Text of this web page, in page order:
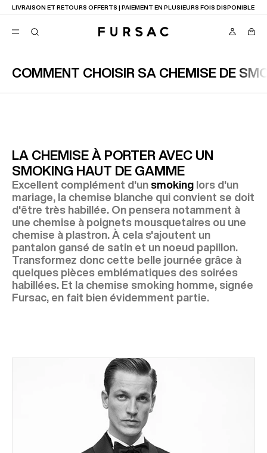
LIVRAISON ET RETOURS OFFERTS | PAIEMENT EN PLUSIEURS FOIS DISPONIBLE
COMMENT CHOISIR SA CHEMISE DE
LA CHEMISE À PORTER AVEC UN
SMOKING HAUT DE GAMME
Excellent complément d'un smoking lors d'un
mariage, la chemise blanche qui convient se doit
d'être très habillée. On pensera notamment à
une chemise à poignets mousquetaires ou une
chemise à plastron. À cela s'ajoutent un
pantalon gansé de satin et un noeud papillon.
Transformez donc cette belle journée grâce à
quelques pièces emblématiques des soirées
habillées. Et la chemise smoking homme, signée
Fursac, en fait bien évidemment partie.
MEILLEURES VENTES
NOUVELLE COLLECTION
LAST CHANCE